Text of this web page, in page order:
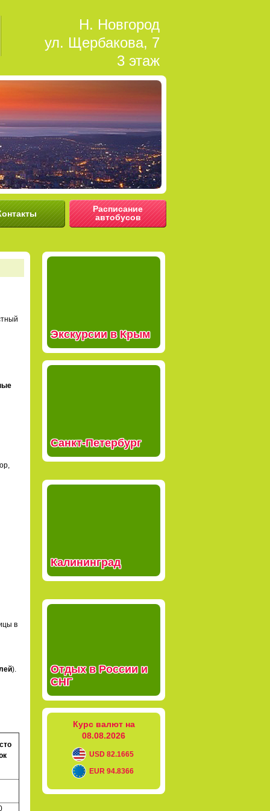
Н. Новгород
ул. Щербакова, 7
3 этаж
Расписание
автобусов
в
).
Экскурсии в Крым
Санкт-Петербург
Калининград
Отдых в России и
СНГ
Курс валют на
08.08.2026
USD 82.1665
EUR 94.8366